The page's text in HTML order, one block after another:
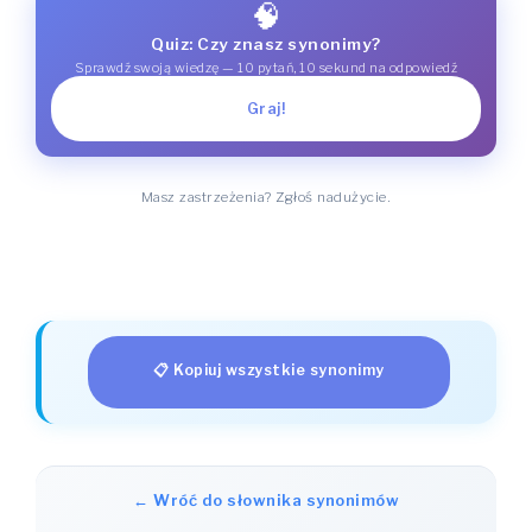
🧠
Quiz: Czy znasz synonimy?
Sprawdź swoją wiedzę — 10 pytań, 10 sekund na odpowiedź
Graj!
Masz zastrzeżenia? Zgłoś nadużycie.
📋 Kopiuj wszystkie synonimy
← Wróć do słownika synonimów